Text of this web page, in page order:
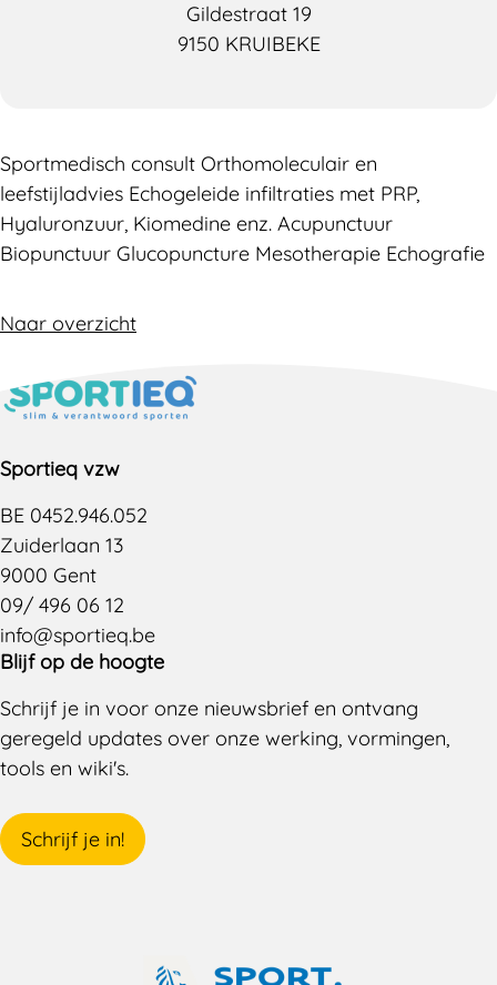
Gildestraat 19
9150 KRUIBEKE
Sportmedisch consult Orthomoleculair en
leefstijladvies Echogeleide infiltraties met PRP,
Hyaluronzuur, Kiomedine enz. Acupunctuur
Biopunctuur Glucopuncture Mesotherapie Echografie
Naar overzicht
Sportieq vzw
BE 0452.946.052
Zuiderlaan 13
9000 Gent
09/ 496 06 12
info@sportieq.be
Blijf op de hoogte
Schrijf je in voor onze nieuwsbrief en ontvang
geregeld updates over onze werking, vormingen,
tools en wiki's.
Schrijf je in!